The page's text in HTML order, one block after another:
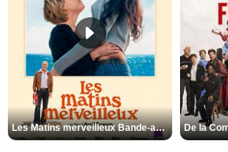
Les Matins merveilleux Bande-annonce VF